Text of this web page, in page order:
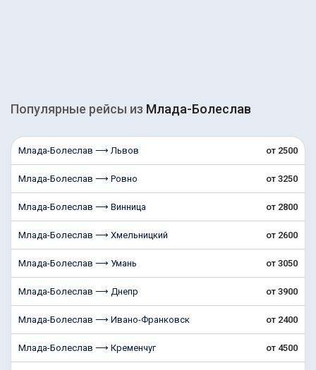
Популярные рейсы из Млада-Болеслав
Млада-Болеслав ⟶ Львов от 2500
Млада-Болеслав ⟶ Ровно от 3250
Млада-Болеслав ⟶ Винница от 2800
Млада-Болеслав ⟶ Хмельницкий от 2600
Млада-Болеслав ⟶ Умань от 3050
Млада-Болеслав ⟶ Днепр от 3900
Млада-Болеслав ⟶ Ивано-Франковск от 2400
Млада-Болеслав ⟶ Кременчуг от 4500